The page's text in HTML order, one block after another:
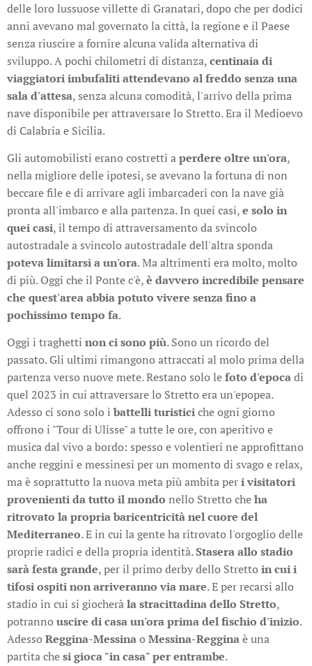
delle loro lussuose villette di Granatari, dopo che per dodici
anni avevano mal governato la città, la regione e il Paese
senza riuscire a fornire alcuna valida alternativa di
sviluppo. A pochi chilometri di distanza,centinaia di
viaggiatori imbufaliti attendevano al freddo senza una
sala d'attesa, senza alcuna comodità, l'arrivo della prima
nave disponibile per attraversare lo Stretto. Era il Medioevo
di Calabria e Sicilia.
Gli automobilisti erano costretti aperdere oltre un'ora,
nella migliore delle ipotesi, se avevano la fortuna di non
beccare file e di arrivare agli imbarcaderi con la nave già
pronta all'imbarco e alla partenza. In quei casi,e solo in
quei casi, il tempo di attraversamento da svincolo
autostradale a svincolo autostradale dell'altra sponda
poteva limitarsi a un'ora. Ma altrimenti era molto, molto
di più. Oggi che il Ponte c'è,è davvero incredibile pensare
che quest'area abbia potuto vivere senza fino a
pochissimo tempo fa.
Oggi i traghetti non ci sono più. Sono un ricordo del
passato. Gli ultimi rimangono attraccati al molo prima della
partenza verso nuove mete. Restano solo lefoto d'epocadi
quel 2023 in cui attraversare lo Stretto era un'epopea.
Adesso ci sono solo i battelli turisticiche ogni giorno
offrono i "Tour di Ulisse" a tutte le ore, con aperitivo e
musica dal vivo a bordo: spesso e volentieri ne approfittano
anche reggini e messinesi per un momento di svago e relax,
ma è soprattutto la nuova meta più ambita peri visitatori
provenienti da tutto il mondo nello Stretto cheha
ritrovato la propria baricentricità nel cuore del
Mediterraneo. E in cui la gente ha ritrovato l'orgoglio delle
proprie radici e della propria identità.Stasera allo stadio
sarà festa grande, per il primo derby dello Stretto in cui i
tifosi ospiti non arriveranno via mare. E per recarsi allo
stadio in cui si giocheràla stracittadina dello Stretto,
potranno uscire di casa un'ora prima del fischio d'inizio.
Adesso Reggina-Messinao Messina-Regginaè una
partita chesi gioca "in casa" per entrambe.